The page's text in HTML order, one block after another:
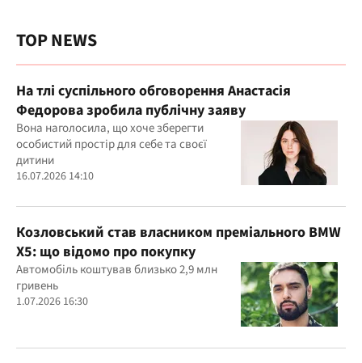
TOP NEWS
На тлі суспільного обговорення Анастасія
Федорова зробила публічну заяву
Вона наголосила, що хоче зберегти
особистий простір для себе та своєї
дитини
16.07.2026 14:10
Козловський став власником преміального BMW
X5: що відомо про покупку
Автомобіль коштував близько 2,9 млн
гривень
1.07.2026 16:30